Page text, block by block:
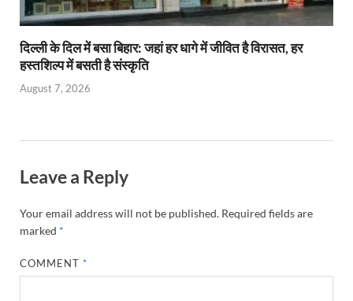
दिल्ली के दिल में बसा बिहार: जहां हर धागे में जीवित है विरासत, हर
हस्तशिल्प में बसती है संस्कृति
August 7, 2026
Leave a Reply
Your email address will not be published. Required fields are
marked *
COMMENT *